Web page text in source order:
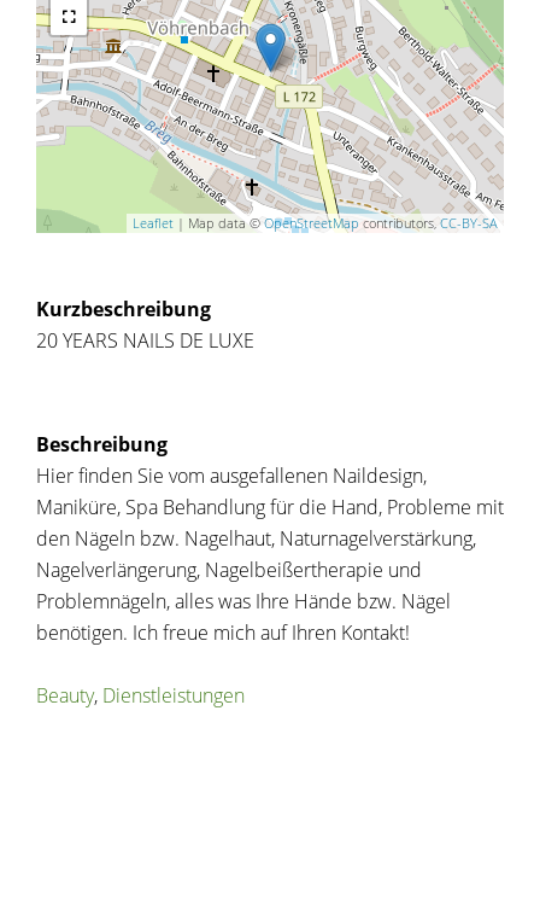
Leaflet | Map data © OpenStreetMap contributors, CC-BY-SA
Kurzbeschreibung
20 YEARS NAILS DE LUXE
Beschreibung
Hier finden Sie vom ausgefallenen Naildesign,
Maniküre, Spa Behandlung für die Hand, Probleme mit
den Nägeln bzw. Nagelhaut, Naturnagelverstärkung,
Nagelverlängerung, Nagelbeißertherapie und
Problemnägeln, alles was Ihre Hände bzw. Nägel
benötigen. Ich freue mich auf Ihren Kontakt!
Beauty, Dienstleistungen